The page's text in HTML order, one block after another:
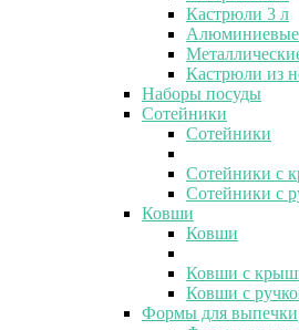
Кастрюли 3 л
Алюминиевые
Кастрюли из
Наборы посуды
Сотейники
Сотейники
Сотейники с
Сотейники с
Ковши
Ковши
Ковши с
Ковши с
Формы для выпечки